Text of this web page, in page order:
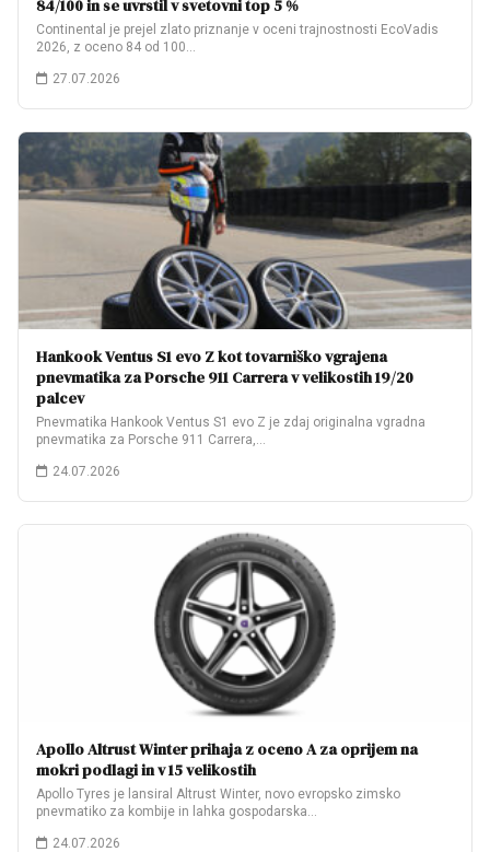
84/100 in se uvrstil v svetovni top 5 %
Continental je prejel zlato priznanje v oceni trajnostnosti EcoVadis
2026, z oceno 84 od 100…
27.07.2026
Hankook Ventus S1 evo Z kot tovarniško vgrajena
pnevmatika za Porsche 911 Carrera v velikostih 19/20
palcev
Pnevmatika Hankook Ventus S1 evo Z je zdaj originalna vgradna
pnevmatika za Porsche 911 Carrera,…
24.07.2026
Apollo Altrust Winter prihaja z oceno A za oprijem na
mokri podlagi in v 15 velikostih
Apollo Tyres je lansiral Altrust Winter, novo evropsko zimsko
pnevmatiko za kombije in lahka gospodarska…
24.07.2026